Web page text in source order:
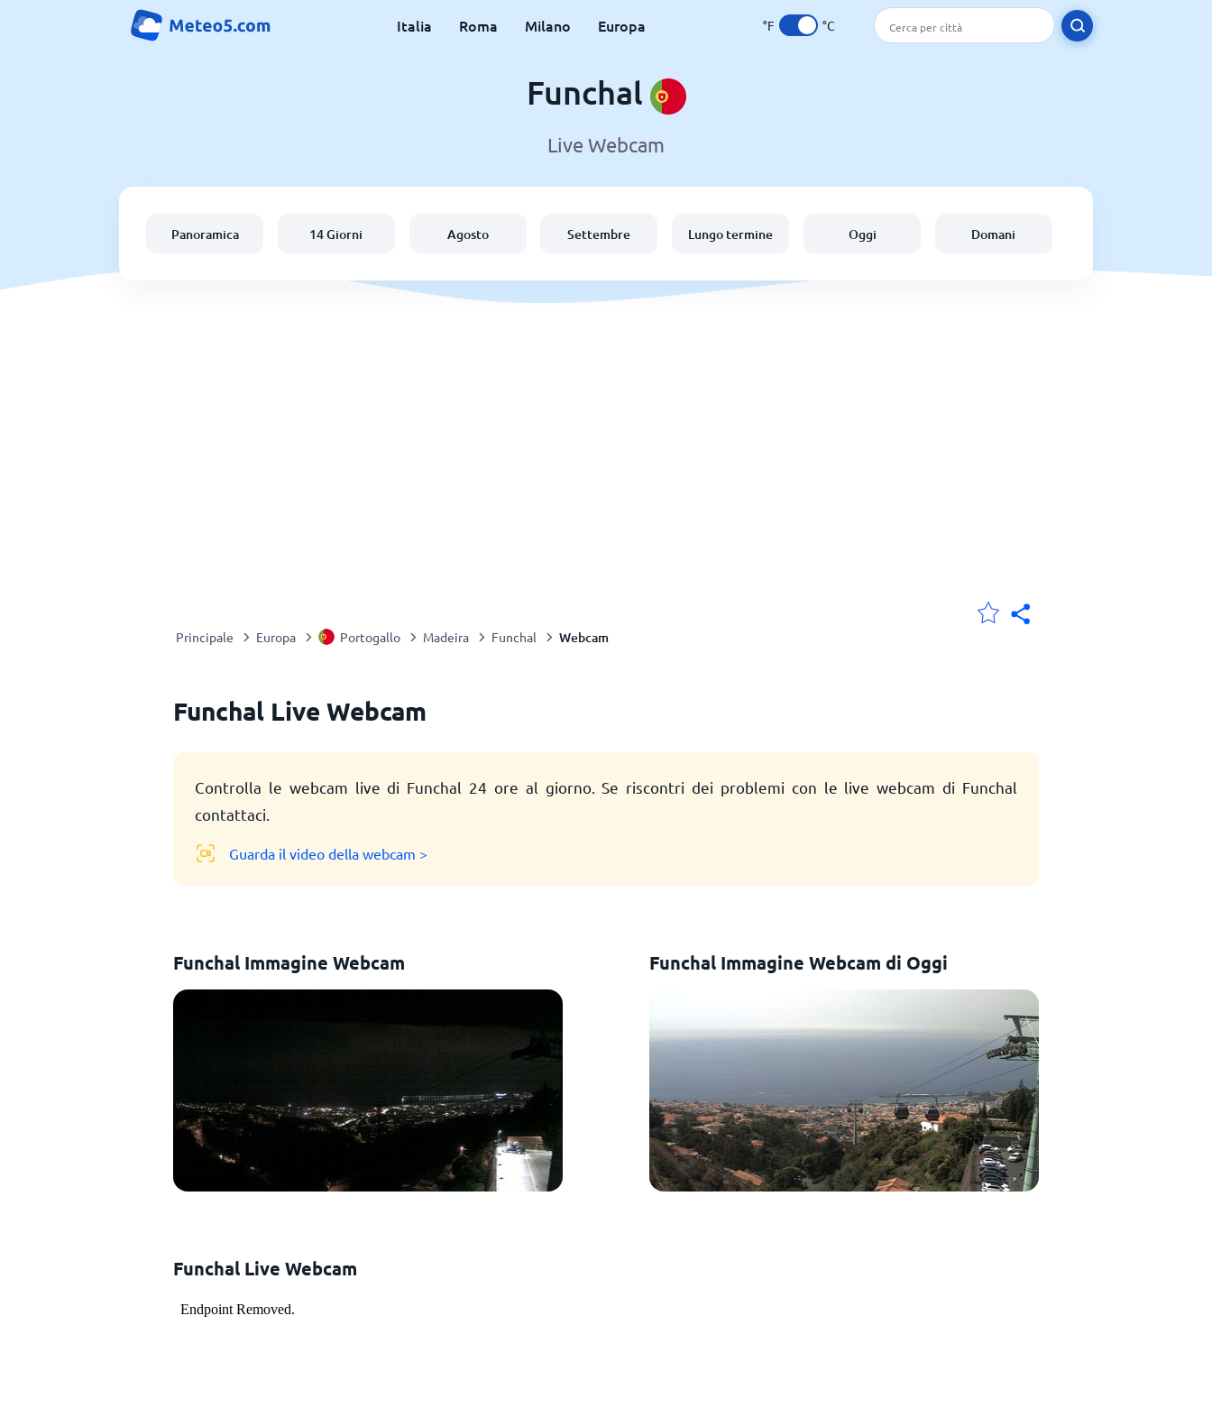
Italia Roma Milano Europa °F °C
Funchal
Live Webcam
Panoramica 14 Giorni Agosto Settembre Lungo termine Oggi Domani
Principale Europa Portogallo Madeira Funchal Webcam
Funchal Live Webcam
Controlla le webcam live di Funchal 24 ore al giorno. Se riscontri dei problemi con le live webcam di Funchal
contattaci.
Guarda il video della webcam >
Funchal Immagine Webcam Funchal Immagine Webcam di Oggi
Funchal Live Webcam